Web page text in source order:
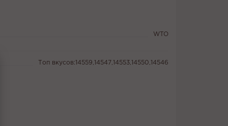
WTO
Топ вкусов:14559,14547,14553,14550,14546